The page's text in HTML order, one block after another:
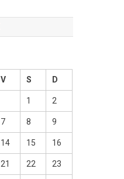
V S D
1 2
7 8 9
14 15 16
21 22 23